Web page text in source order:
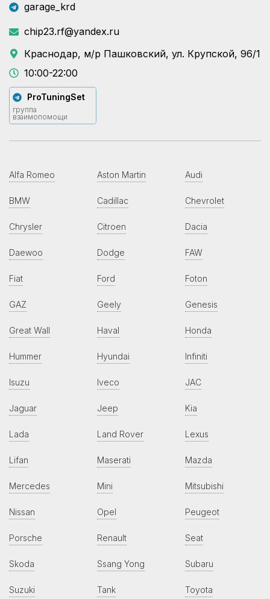
garage_krd
chip23.rf@yandex.ru
Краснодар, м/р Пашковский, ул. Крупской, 96/1
10:00-22:00
ProTuningSet
группа
взаимопомощи
Alfa Romeo Aston Martin Audi
BMW Cadillac Chevrolet
Chrysler Citroen Dacia
Daewoo Dodge FAW
Fiat Ford Foton
GAZ Geely Genesis
Great Wall Haval Honda
Hummer Hyundai Infiniti
Isuzu Iveco JAC
Jaguar Jeep Kia
Lada Land Rover Lexus
Lifan Maserati Mazda
Mercedes Mini Mitsubishi
Nissan Opel Peugeot
Porsche Renault Seat
Skoda Ssang Yong Subaru
Suzuki Tank Toyota